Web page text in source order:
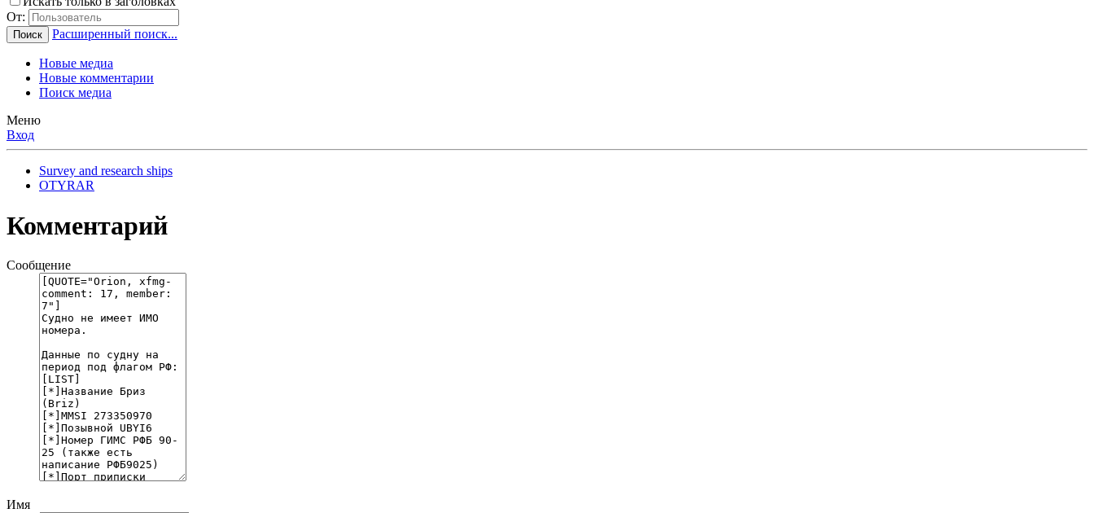
От:
Поиск Расширенный поиск...
Новые медиа
Новые комментарии
Поиск медиа
Меню
Вход
Survey and research ships
OTYRAR
Комментарий
Сообщение
Имя